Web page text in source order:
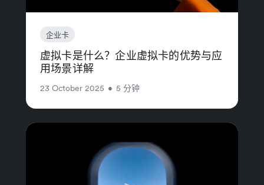
企业卡
虚拟卡是什么？企业虚拟卡的优势与应
用场景详解
23 October 2025 • 5 分钟